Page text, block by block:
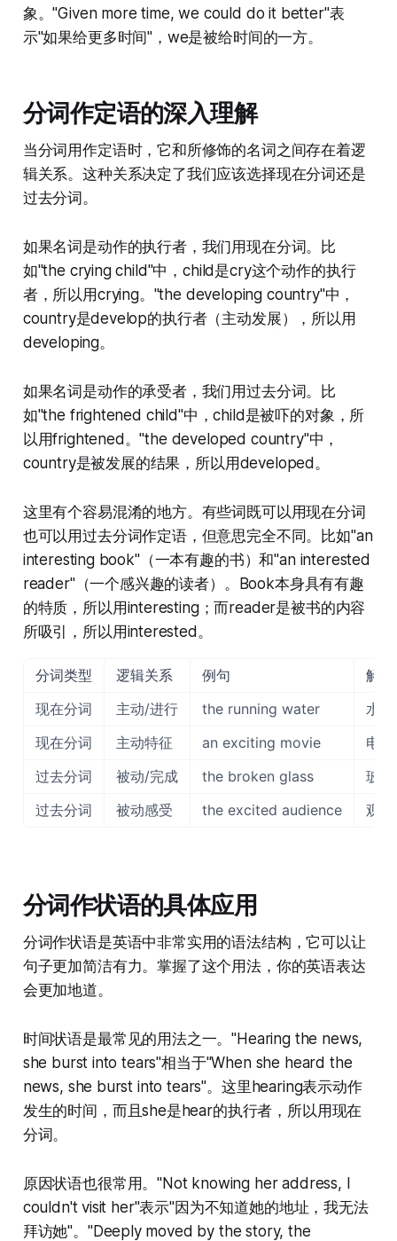
象。"Given more time, we could do it better"表
示"如果给更多时间"，we是被给时间的一方。
分词作定语的深入理解
当分词用作定语时，它和所修饰的名词之间存在着逻
辑关系。这种关系决定了我们应该选择现在分词还是
过去分词。
如果名词是动作的执行者，我们用现在分词。比
如"the crying child"中，child是cry这个动作的执行
者，所以用crying。"the developing country"中，
country是develop的执行者（主动发展），所以用
developing。
如果名词是动作的承受者，我们用过去分词。比
如"the frightened child"中，child是被吓的对象，所
以用frightened。"the developed country"中，
country是被发展的结果，所以用developed。
这里有个容易混淆的地方。有些词既可以用现在分词
也可以用过去分词作定语，但意思完全不同。比如"an
interesting book"（一本有趣的书）和"an interested
reader"（一个感兴趣的读者）。Book本身具有有趣
的特质，所以用interesting；而reader是被书的内容
所吸引，所以用interested。
分词类型 逻辑关系 例句
解释
现在分词
主动/进行 the running water
水
现在分词
主动特征 an exciting movie
电
过去分词
被动/完成 the broken glass
玻
过去分词
被动感受 the excited audience 观
分词作状语的具体应用
分词作状语是英语中非常实用的语法结构，它可以让
句子更加简洁有力。掌握了这个用法，你的英语表达
会更加地道。
时间状语是最常见的用法之一。"Hearing the news,
she burst into tears"相当于"When she heard the
news, she burst into tears"。这里hearing表示动作
发生的时间，而且she是hear的执行者，所以用现在
分词。
原因状语也很常用。"Not knowing her address, I
couldn't visit her"表示"因为不知道她的地址，我无法
拜访她"。"Deeply moved by the story, the